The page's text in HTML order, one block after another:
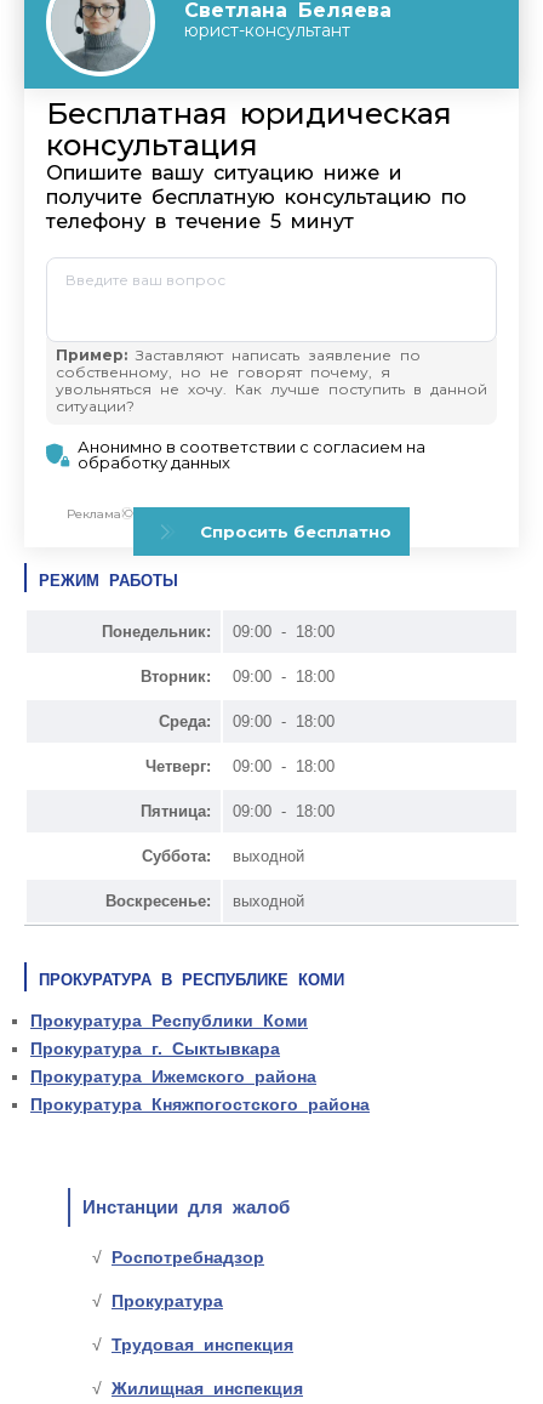
РЕЖИМ РАБОТЫ
Понедельник: 09:00 - 18:00
Вторник: 09:00 - 18:00
Среда: 09:00 - 18:00
Четверг: 09:00 - 18:00
Пятница: 09:00 - 18:00
Суббота: выходной
Воскресенье: выходной
ПРОКУРАТУРА В РЕСПУБЛИКЕ КОМИ
Прокуратура Республики Коми
Прокуратура г. Сыктывкара
Прокуратура Ижемского района
Прокуратура Княжпогостского района
Инстанции для жалоб
Роспотребнадзор
Прокуратура
Трудовая инспекция
Жилищная инспекция